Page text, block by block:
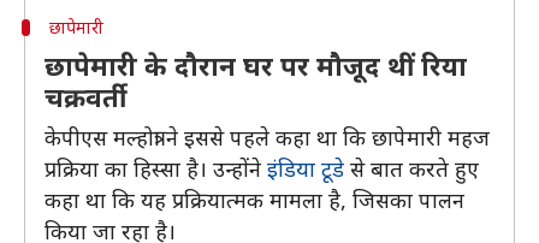
छापेमारी
छापेमारी के दौरान घर पर मौजूद थीं रिया
चक्रवर्ती
केपीएस मल्होत्रा ने इससे पहले कहा था कि छापेमारी महज
प्रक्रिया का हिस्सा है। उन्होंने इंडिया टूडे से बात करते हुए
कहा था कि यह प्रक्रियात्मक मामला है, जिसका पालन
किया जा रहा है।